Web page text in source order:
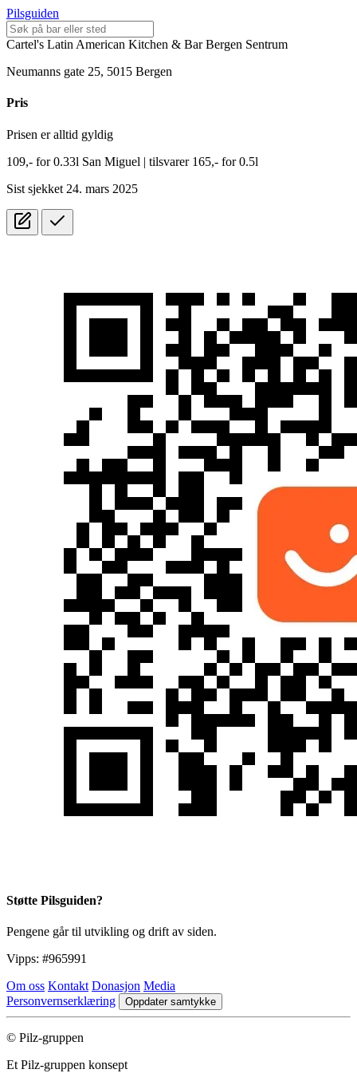
Pilsguiden
Cartel's Latin American Kitchen & Bar Bergen Sentrum
Neumanns gate 25, 5015 Bergen
Pris
Prisen er alltid gyldig
109,- for0.33l San Miguel | tilsvarer 165,- for 0.5l
Sist sjekket 24. mars 2025
Støtte Pilsguiden?
Pengene går til utvikling og drift av siden.
Vipps: #965991
Om oss Kontakt Donasjon Media
Personvernserklæring
Oppdater samtykke
© Pilz-gruppen
Et Pilz-gruppen konsept